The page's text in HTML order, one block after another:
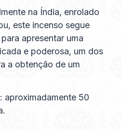
na Índia, enrolado
este incenso segue
apresentar uma
e poderosa, um dos
a obtenção de um
aproximadamente 50